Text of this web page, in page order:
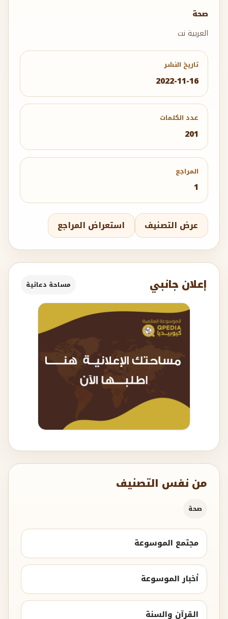
صحة
العربية نت
تاريخ النشر
2022-11-16
عدد الكلمات
201
المراجع
1
عرض التصنيف استعراض المراجع
إعلان جانبي مساحة دعائية
من نفس التصنيف
صحة
مجتمع الموسوعة
أخبار الموسوعة
القرآن والسنة